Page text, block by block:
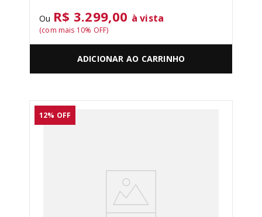
Ou R$ 3.299,00 à vista
(com mais 10% OFF)
ADICIONAR AO CARRINHO
12% OFF